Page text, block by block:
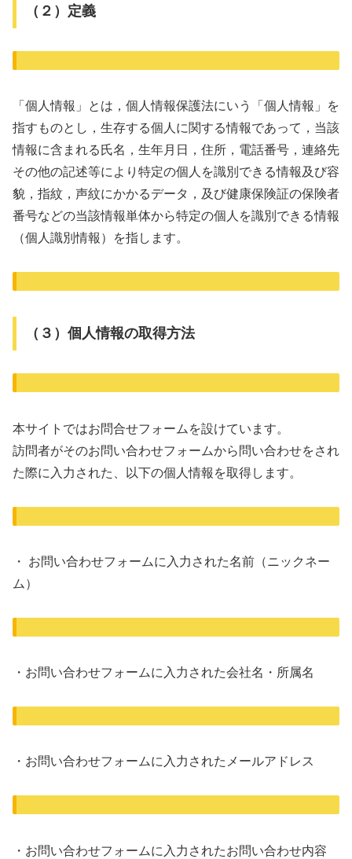
（２）定義
「個人情報」とは，個人情報保護法にいう「個人情報」を
指すものとし，生存する個人に関する情報であって，当該
情報に含まれる氏名，生年月日，住所，電話番号，連絡先
その他の記述等により特定の個人を識別できる情報及び容
貌，指紋，声紋にかかるデータ，及び健康保険証の保険者
番号などの当該情報単体から特定の個人を識別できる情報
（個人識別情報）を指します。
（３）個人情報の取得方法
本サイトではお問合せフォームを設けています。
訪問者がそのお問い合わせフォームから問い合わせをされ
た際に入力された、以下の個人情報を取得します。
・ お問い合わせフォームに入力された名前（ニックネー
ム）
・お問い合わせフォームに入力された会社名・所属名
・お問い合わせフォームに入力されたメールアドレス
・お問い合わせフォームに入力されたお問い合わせ内容